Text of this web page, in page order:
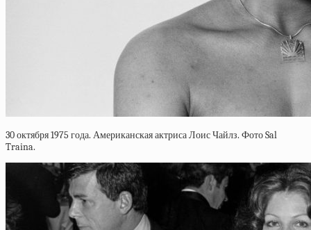
30 октября 1975 года. Американская актриса Лоис Чайлз. Фото Sal
Traina.